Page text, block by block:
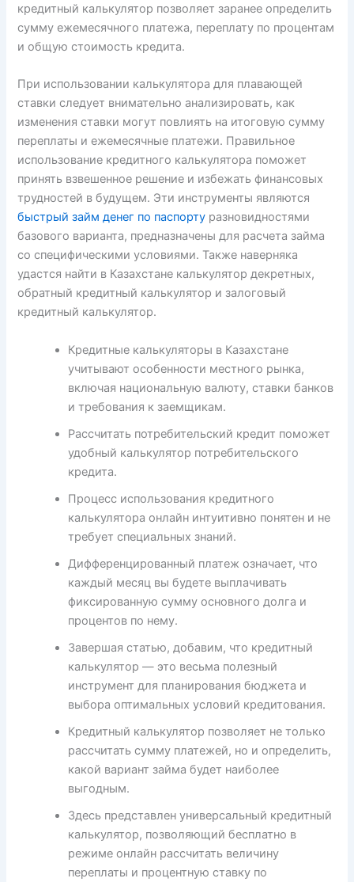
кредитный калькулятор позволяет заранее определить
сумму ежемесячного платежа, переплату по процентам
и общую стоимость кредита.
При использовании калькулятора для плавающей
ставки следует внимательно анализировать, как
изменения ставки могут повлиять на итоговую сумму
переплаты и ежемесячные платежи. Правильное
использование кредитного калькулятора поможет
принять взвешенное решение и избежать финансовых
трудностей в будущем. Эти инструменты являются
быстрый займ денег по паспорту разновидностями
базового варианта, предназначены для расчета займа
со специфическими условиями. Также наверняка
удастся найти в Казахстане калькулятор декретных,
обратный кредитный калькулятор и залоговый
кредитный калькулятор.
Кредитные калькуляторы в Казахстане
учитывают особенности местного рынка,
включая национальную валюту, ставки банков
и требования к заемщикам.
Рассчитать потребительский кредит поможет
удобный калькулятор потребительского
кредита.
Процесс использования кредитного
калькулятора онлайн интуитивно понятен и не
требует специальных знаний.
Дифференцированный платеж означает, что
каждый месяц вы будете выплачивать
фиксированную сумму основного долга и
процентов по нему.
Завершая статью, добавим, что кредитный
калькулятор — это весьма полезный
инструмент для планирования бюджета и
выбора оптимальных условий кредитования.
Кредитный калькулятор позволяет не только
рассчитать сумму платежей, но и определить,
какой вариант займа будет наиболее
выгодным.
Здесь представлен универсальный кредитный
калькулятор, позволяющий бесплатно в
режиме онлайн рассчитать величину
переплаты и процентную ставку по